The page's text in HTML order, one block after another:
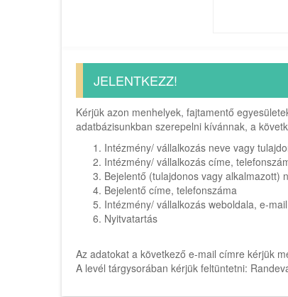
JELENTKEZZ!
Kérjük azon menhelyek, fajtamentő
adatbázisunkban szerepelni kívánnak, a
Intézmény/ vállalkozás neve vagy
Intézmény/ vállalkozás címe,
Bejelentő (tulajdonos vagy alkalmazott)
Bejelentő címe, telefonszáma
Intézmény/ vállalkozás weboldala, e-
Nyitvatartás
Az adatokat a következő e-mail címre kérjük
A levél tárgysorában kérjük feltüntetni: